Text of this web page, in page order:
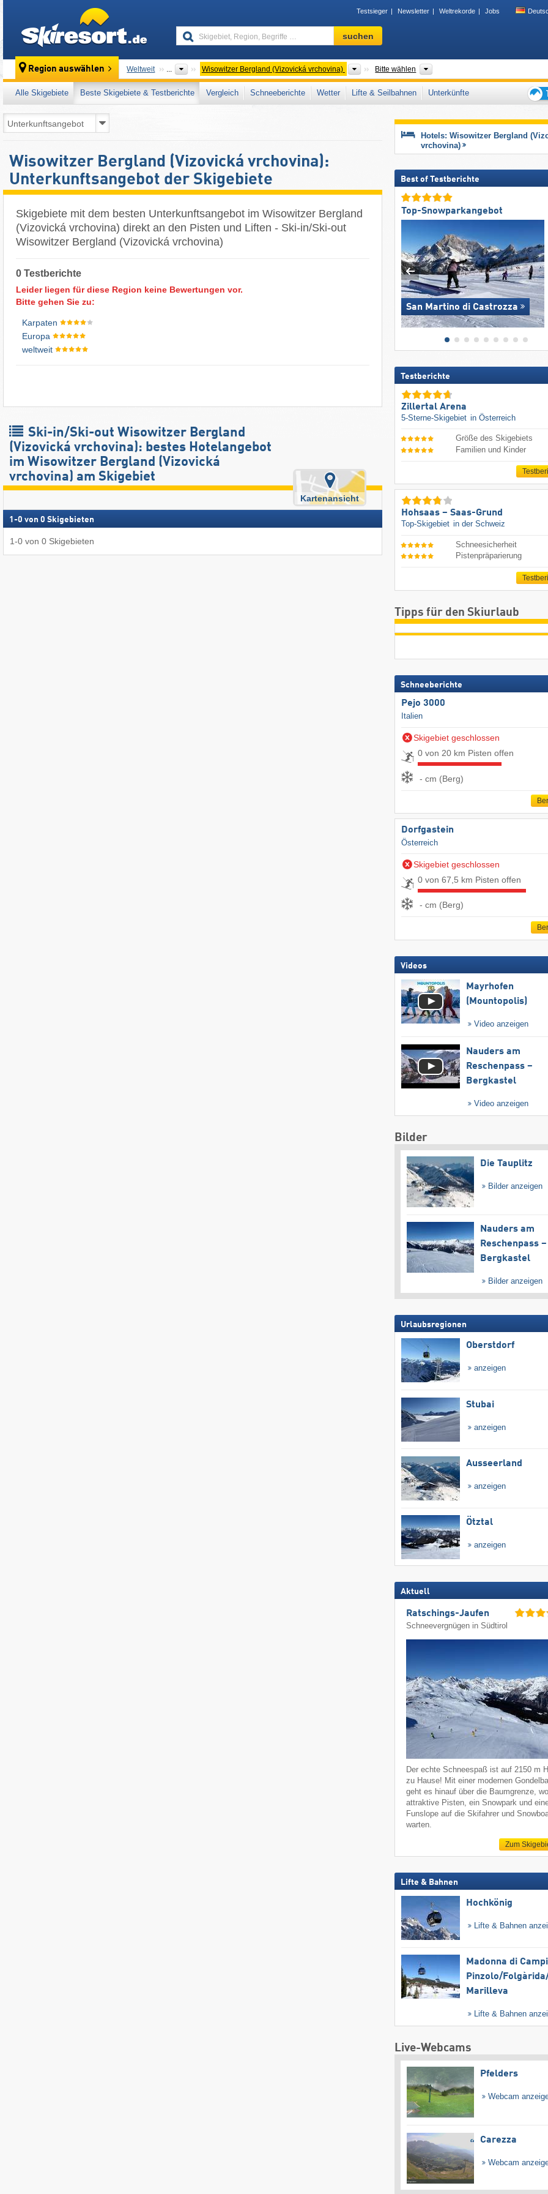
Testsieger Newsletter Weltrekorde Jobs
Skigebiet,
Region,
…
suchen
Region auswählen Weltweit ... Wisowitzer Bergland (Vizovická vrchovina) Gebirgszüge
Bitte wählen
Alle Skigebiete Beste Skigebiete & Testberichte Vergleich Schneeberichte Wetter Lifte & Seilbahnen
Unterkünfte
für
den
Wisowitzer Bergland (Vizovická vrchovina):
Unterkunftsangebot der Skigebiete
Skigebiete mit dem besten Unterkunftsangebot im Wisowitzer Bergland
(Vizovická vrchovina) direkt an den Pisten und Liften - Ski-in/Ski-out
Wisowitzer Bergland (Vizovická vrchovina)
0 Testberichte
Leider liegen für diese Region keine Bewertungen vor.
Bitte gehen Sie zu:
Karpaten
Europa
weltweit
Ski-in/Ski-out Wisowitzer Bergland
(Vizovická vrchovina): bestes Hotelangebot
im Wisowitzer Bergland (Vizovická
vrchovina) am Skigebiet
Kartenansicht
1 -0 von 0 Skigebieten
1-0 von 0 Skigebieten
Hotels: Wisowitzer Bergland
vrchovina)
Best of Testberichte
Top-Snowparkangebot
San Martino di Castrozza
Testberichte
Zillertal Arena
5-Sterne-Skigebiet in Österreich
Größe des Skigebiets
Familien und Kinder
Hohsaas – Saas-Grund
Top-Skigebiet in der Schweiz
Schneesicherheit
Pistenpräparierung
Tipps für den Skiurlaub
Schneeberichte
Pejo 3000
Italien
Skigebiet geschlossen
0 von 20 km Pisten offen
- cm (Berg)
Dorfgastein
Österreich
Skigebiet geschlossen
0 von 67,5 km Pisten offen
- cm (Berg)
Videos
Mayrhofen
(Mountopolis)
Video anzeigen
Nauders am
Reschenpass –
Bergkastel
Video anzeigen
Bilder
Die Tauplitz
Bilder anzeigen
Nauders am
Reschenpass –
Bergkastel
Bilder anzeigen
Urlaubsregionen
Oberstdorf
anzeigen
Stubai
anzeigen
Ausseerland
anzeigen
Ötztal
anzeigen
Aktuell
Ratschings-Jaufen
Schneevergnügen in Südtirol
Der echte Schneespaß ist auf 2150 m
zu Hause! Mit einer modernen
geht es hinauf über die Baumgrenze,
attraktive Pisten, ein Snowpark und
Funslope auf die Skifahrer und
warten.
Zum
Lifte & Bahnen
Hochkönig
Lifte & Bahnen
Madonna di
Pinzolo/​
Marilleva
Lifte & Bahnen
Live-Webcams
Pfelders
Webcam
Carezza
Webcam